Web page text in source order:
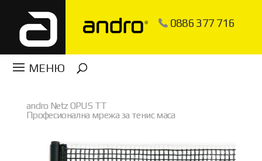
0886 377 716
andro Netz OPUS TT
Професионална мрежа за тенис маса